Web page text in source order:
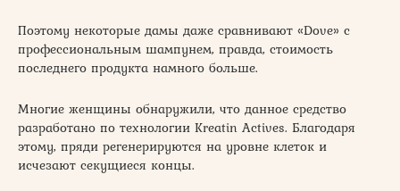
Поэтому некоторые дамы даже сравнивают «Dove» с
профессиональным шампунем, правда, стоимость
последнего продукта намного больше.
Многие женщины обнаружили, что данное средство
разработано по технологии Kreatin Actives. Благодаря
этому, пряди регенерируются на уровне клеток и
исчезают секущиеся концы.